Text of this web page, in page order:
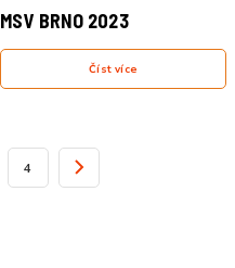
MSV BRNO 2023
Číst více
4